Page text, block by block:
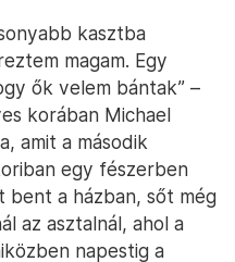
kasztba
magam. Egy
ők velem bántak” –
korában Michael
amit a második
egy fészerben
bent a házban, sőt még
az asztalnál, ahol a
napestig a